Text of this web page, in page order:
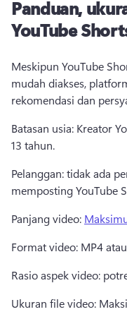
Panduan,
YouTube
Meskipun YouTube
mudah diakses,
rekomendasi dan
Batasan usia: Kreator
13 tahun.
Pelanggan: tidak ada
memposting YouTube
Panjang video:
Format video: MP4
Rasio aspek video:
Ukuran file video: